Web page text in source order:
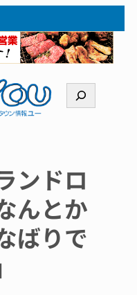
索
ンドロ
んとか
ばりで